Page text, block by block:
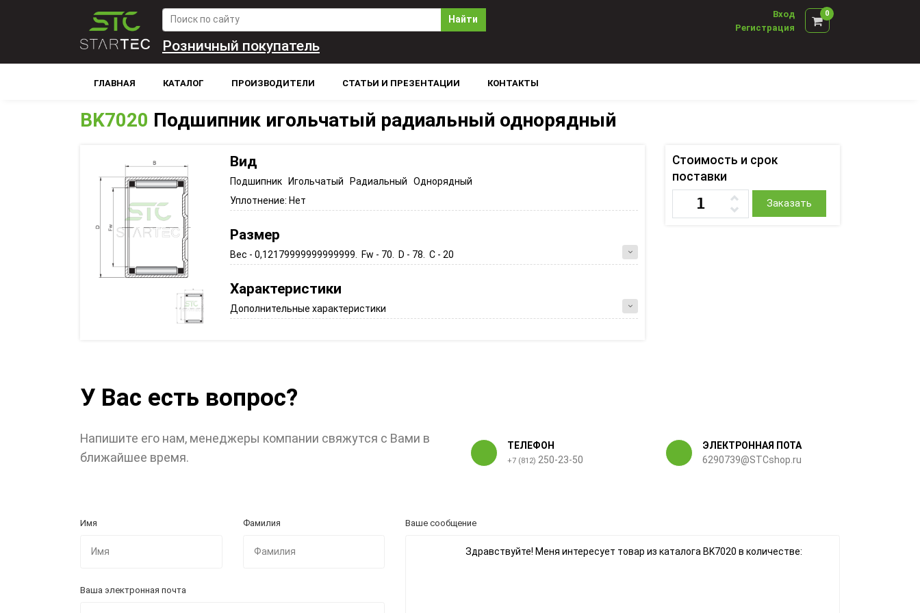
Найти
Вход
Регистрация
0
Розничный покупатель
ГЛАВНАЯ КАТАЛОГ ПРОИЗВОДИТЕЛИ СТАТЬИ И ПРЕЗЕНТАЦИИ КОНТАКТЫ
BK7020 Подшипник игольчатый радиальный однорядный
Вид
Подшипник Игольчатый Радиальный Однорядный
Уплотнение: Нет
Размер
Вес - 0,12179999999999999. Fw - 70. D - 78. C - 20
Характеристики
Дополнительные характеристики
Стоимость и срок
поставки
Заказать
У Вас есть вопрос?
Напишите его нам, менеджеры компании свяжутся с Вами в
ближайшее время.
ТЕЛЕФОН
+7 (812) 250-23-50
ЭЛЕКТРОННАЯ ПОТА
6290739@STCshop.ru
Имя Фамилия
Ваша электронная почта
Ваше сообщение